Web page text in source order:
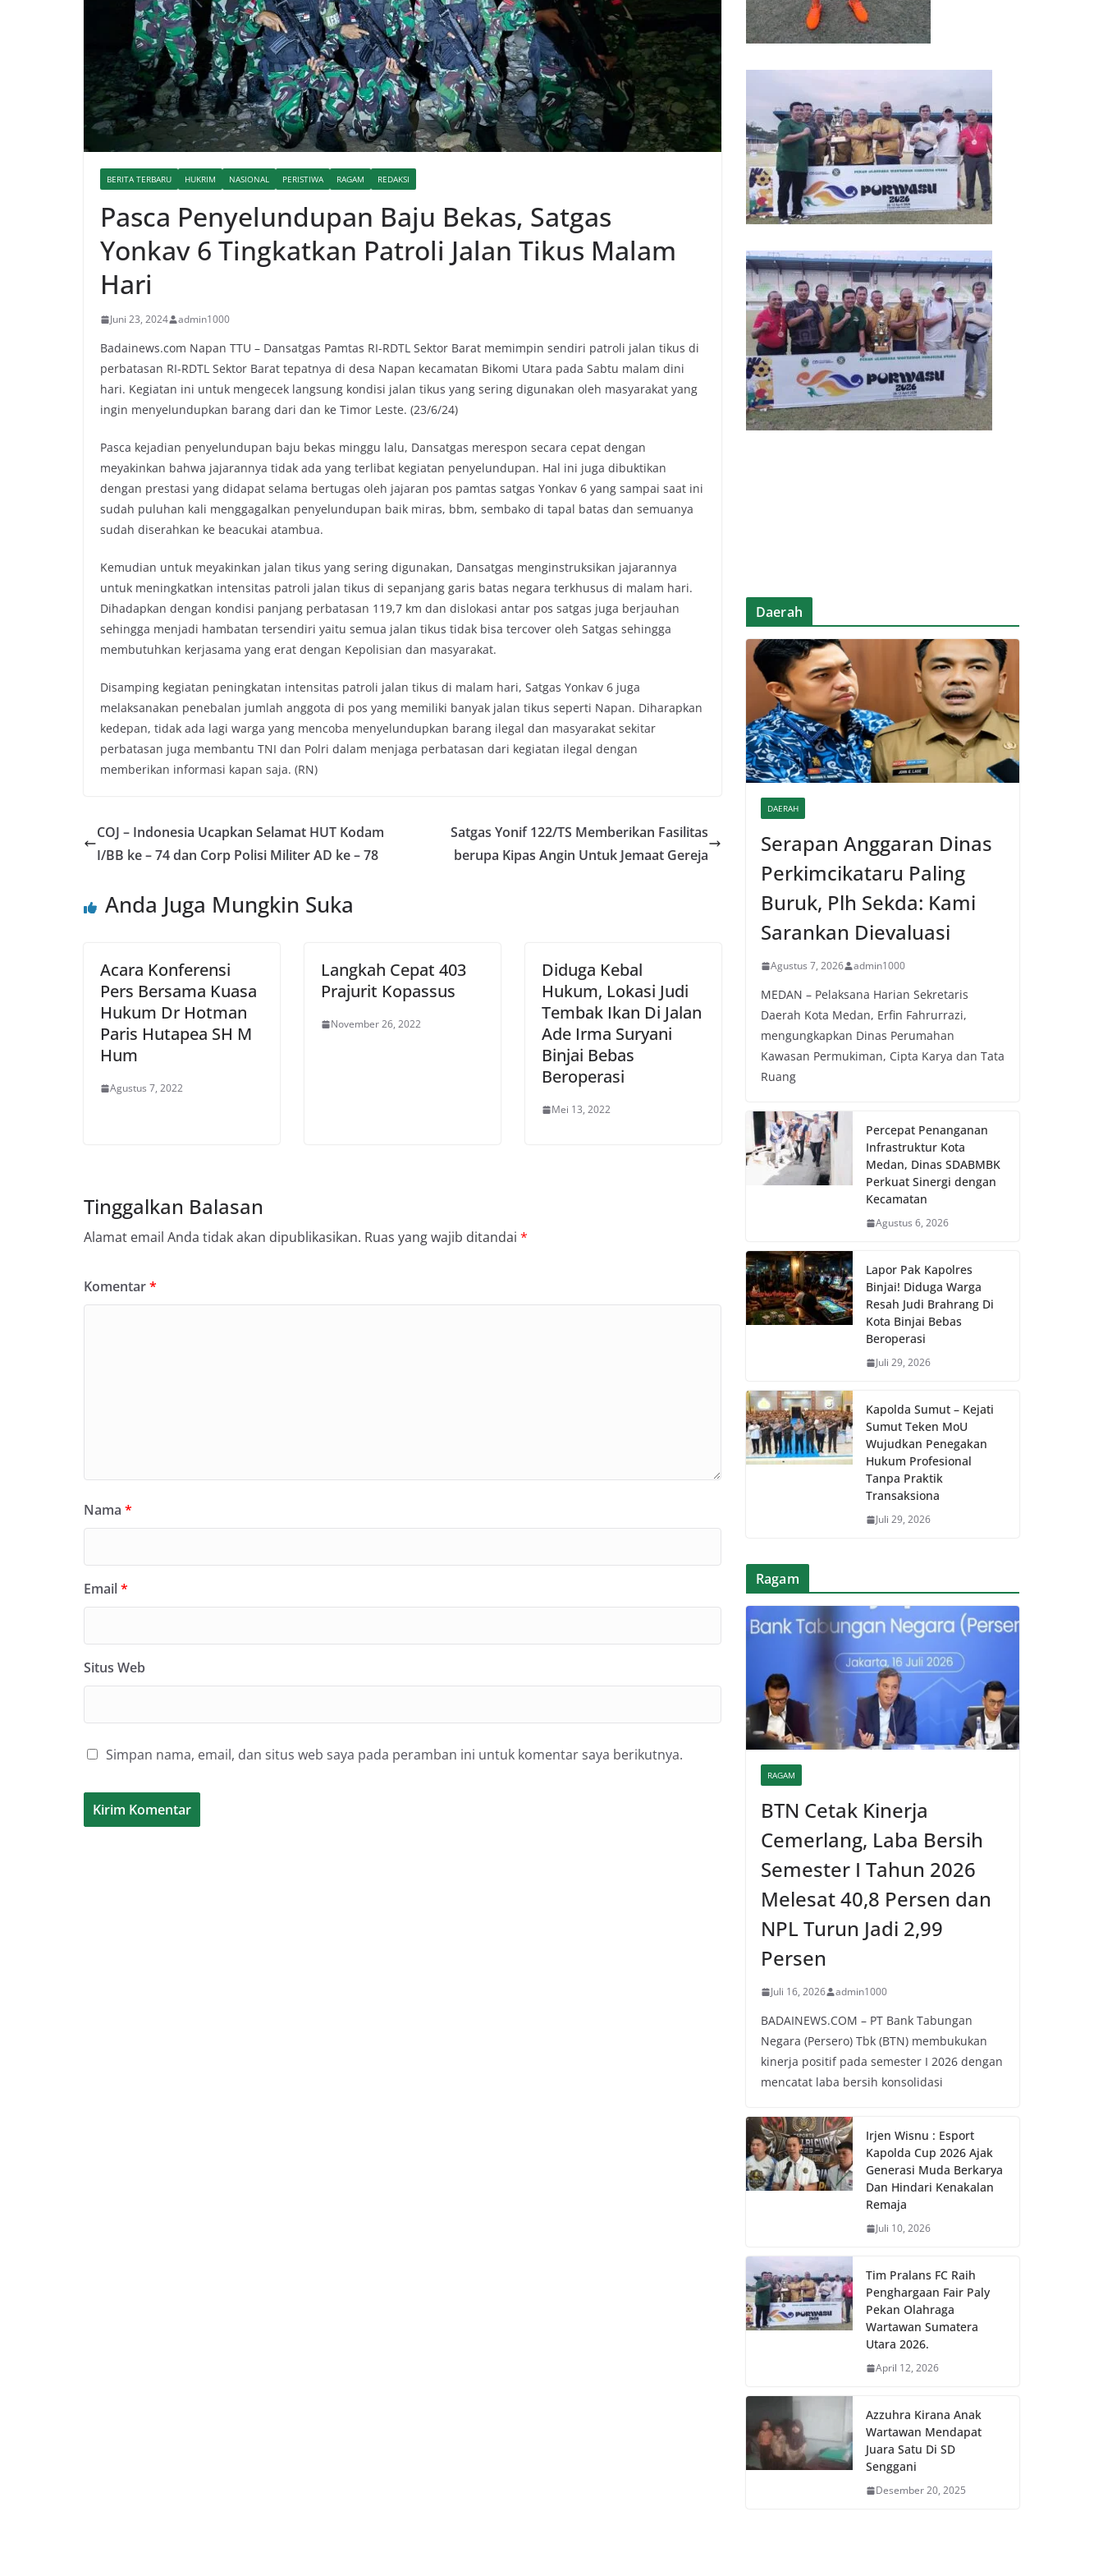
BERITA TERBARU HUKRIM NASIONAL PERISTIWA RAGAM REDAKSI
Pasca Penyelundupan Baju Bekas, Satgas
Yonkav 6 Tingkatkan Patroli Jalan Tikus Malam
Hari
Juni 23, 2024 admin1000
Badainews.com Napan TTU – Dansatgas Pamtas RI-RDTL Sektor Barat memimpin sendiri patroli jalan tikus di
perbatasan RI-RDTL Sektor Barat tepatnya di desa Napan kecamatan Bikomi Utara pada Sabtu malam dini
hari. Kegiatan ini untuk mengecek langsung kondisi jalan tikus yang sering digunakan oleh masyarakat yang
ingin menyelundupkan barang dari dan ke Timor Leste. (23/6/24)
Pasca kejadian penyelundupan baju bekas minggu lalu, Dansatgas merespon secara cepat dengan
meyakinkan bahwa jajarannya tidak ada yang terlibat kegiatan penyelundupan. Hal ini juga dibuktikan
dengan prestasi yang didapat selama bertugas oleh jajaran pos pamtas satgas Yonkav 6 yang sampai saat ini
sudah puluhan kali menggagalkan penyelundupan baik miras, bbm, sembako di tapal batas dan semuanya
sudah diserahkan ke beacukai atambua.
Kemudian untuk meyakinkan jalan tikus yang sering digunakan, Dansatgas menginstruksikan jajarannya
untuk meningkatkan intensitas patroli jalan tikus di sepanjang garis batas negara terkhusus di malam hari.
Dihadapkan dengan kondisi panjang perbatasan 119,7 km dan dislokasi antar pos satgas juga berjauhan
sehingga menjadi hambatan tersendiri yaitu semua jalan tikus tidak bisa tercover oleh Satgas sehingga
membutuhkan kerjasama yang erat dengan Kepolisian dan masyarakat.
Disamping kegiatan peningkatan intensitas patroli jalan tikus di malam hari, Satgas Yonkav 6 juga
melaksanakan penebalan jumlah anggota di pos yang memiliki banyak jalan tikus seperti Napan. Diharapkan
kedepan, tidak ada lagi warga yang mencoba menyelundupkan barang ilegal dan masyarakat sekitar
perbatasan juga membantu TNI dan Polri dalam menjaga perbatasan dari kegiatan ilegal dengan
memberikan informasi kapan saja. (RN)
COJ – Indonesia Ucapkan Selamat HUT Kodam
I/BB ke – 74 dan Corp Polisi Militer AD ke – 78
Satgas Yonif 122/TS Memberikan Fasilitas
berupa Kipas Angin Untuk Jemaat Gereja
Anda Juga Mungkin Suka
Acara Konferensi
Pers Bersama Kuasa
Hukum Dr Hotman
Paris Hutapea SH M
Hum
Agustus 7, 2022
Langkah Cepat 403
Prajurit Kopassus
November 26, 2022
Diduga Kebal
Hukum, Lokasi Judi
Tembak Ikan Di Jalan
Ade Irma Suryani
Binjai Bebas
Beroperasi
Mei 13, 2022
Tinggalkan Balasan
Alamat email Anda tidak akan dipublikasikan. Ruas yang wajib ditandai *
Komentar*
Nama *
Email*
Situs Web
Simpan nama, email, dan situs web saya pada peramban ini untuk komentar saya berikutnya.
Daerah
DAERAH
Serapan Anggaran Dinas
Perkimcikataru Paling
Buruk, Plh Sekda: Kami
Sarankan Dievaluasi
Agustus 7, 2026 admin1000
MEDAN – Pelaksana Harian Sekretaris
Daerah Kota Medan, Erfin Fahrurrazi,
mengungkapkan Dinas Perumahan
Kawasan Permukiman, Cipta Karya dan Tata
Ruang
Percepat Penanganan
Infrastruktur Kota
Medan, Dinas SDABMBK
Perkuat Sinergi dengan
Kecamatan
Agustus 6, 2026
Lapor Pak Kapolres
Binjai! Diduga Warga
Resah Judi Brahrang Di
Kota Binjai Bebas
Beroperasi
Juli 29, 2026
Kapolda Sumut – Kejati
Sumut Teken MoU
Wujudkan Penegakan
Hukum Profesional
Tanpa Praktik
Transaksiona
Juli 29, 2026
Ragam
RAGAM
BTN Cetak Kinerja
Cemerlang, Laba Bersih
Semester I Tahun 2026
Melesat 40,8 Persen dan
NPL Turun Jadi 2,99
Persen
Juli 16, 2026 admin1000
BADAINEWS.COM – PT Bank Tabungan
Negara (Persero) Tbk (BTN) membukukan
kinerja positif pada semester I 2026 dengan
mencatat laba bersih konsolidasi
Irjen Wisnu : Esport
Kapolda Cup 2026 Ajak
Generasi Muda Berkarya
Dan Hindari Kenakalan
Remaja
Juli 10, 2026
Tim Pralans FC Raih
Penghargaan Fair Paly
Pekan Olahraga
Wartawan Sumatera
Utara 2026.
April 12, 2026
Azzuhra Kirana Anak
Wartawan Mendapat
Juara Satu Di SD
Senggani
Desember 20, 2025